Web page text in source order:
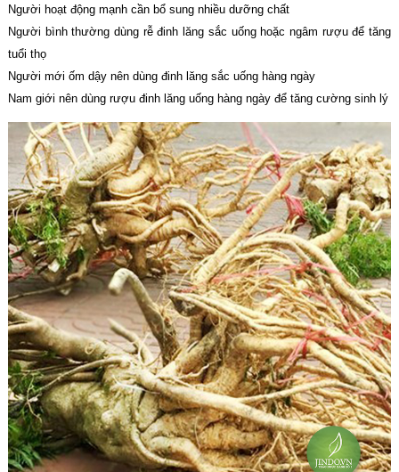
Người hoạt động mạnh cần bổ sung nhiều dưỡng chất
Người bình thường dùng rễ đinh lăng sắc uống hoặc ngâm rượu để tăng
tuổi thọ
Người mới ốm dậy nên dùng đinh lăng sắc uống hàng ngày
Nam giới nên dùng rượu đinh lăng uống hàng ngày để tăng cường sinh lý